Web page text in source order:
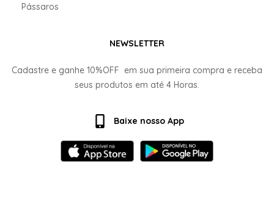
Pássaros
NEWSLETTER
Cadastre e ganhe 10%OFF em sua primeira compra e receba
seus produtos em até 4 Horas.
Baixe nosso App